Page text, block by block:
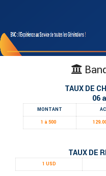
TAUX DE
06
MONTANT
1 à 500
TAUX DE
1 USD